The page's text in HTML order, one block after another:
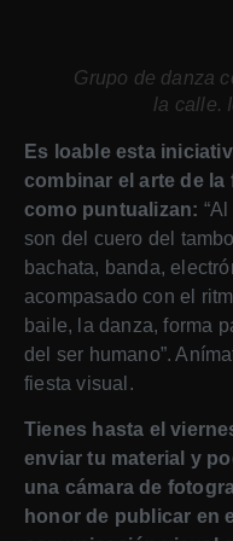
Grupo de danza
la calle.
Es loable esta
combinar el arte de
como puntualizan:
son del cuero del
bachata, banda,
acompasado con el
baile, la danza, forma
del ser humano”.
fiesta visual.
Tienes hasta el
enviar tu material y
una cámara de
honor de publicar en